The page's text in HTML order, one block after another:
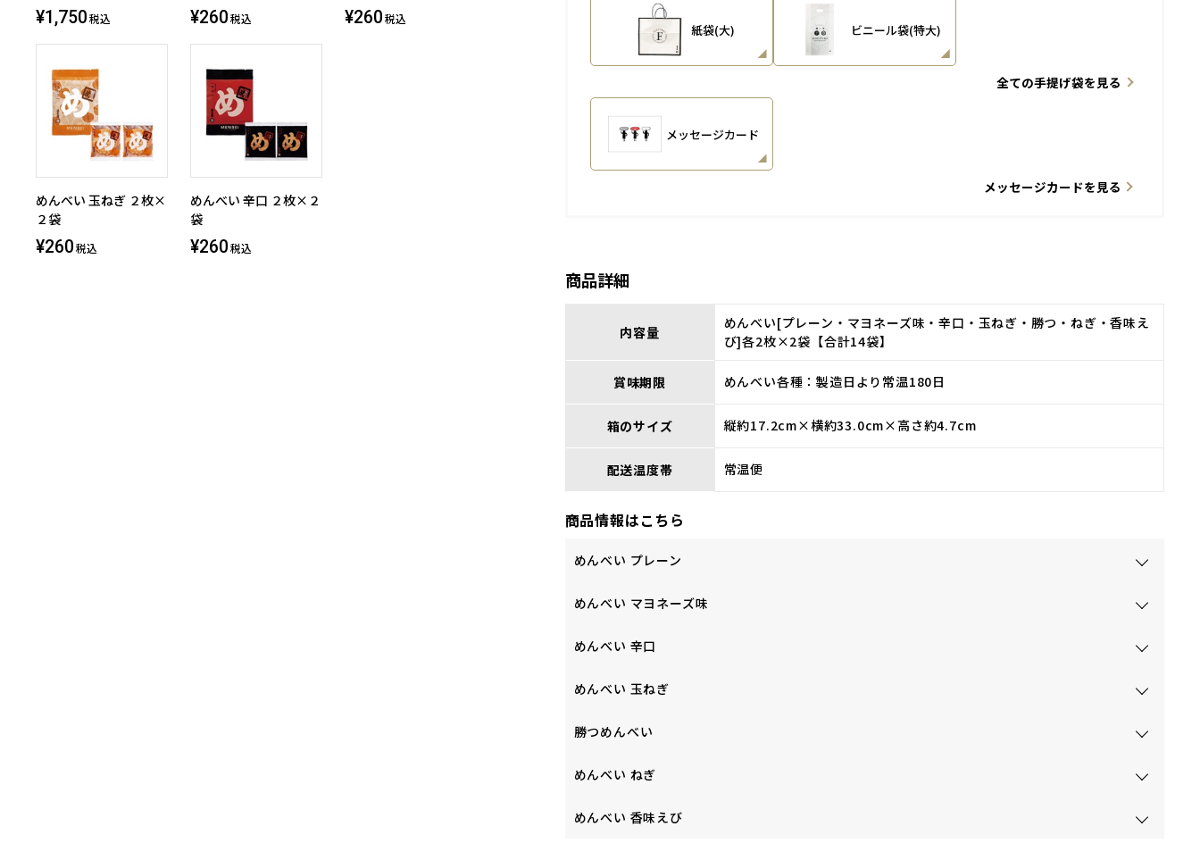
¥1,750 税込 ¥260 税込 ¥260 税込
めんべい 玉ねぎ ２枚×
２袋
¥260 税込
めんべい 辛口 ２枚×２
袋
¥260 税込
紙袋(大) ビニール袋(特大)
全ての手提げ袋を見る
メッセージカード
メッセージカードを見る
商品詳細
内容量
めんべい[プレーン・マヨネーズ味・辛口・玉ねぎ・勝つ・ねぎ・香味え
び]各2枚×2袋【合計14袋】
賞味期限 めんべい各種：製造日より常温180日
箱のサイズ 縦約17.2cm×横約33.0cm×高さ約4.7cm
配送温度帯 常温便
商品情報はこちら
めんべい プレーン
めんべい マヨネーズ味
めんべい 辛口
めんべい 玉ねぎ
勝つめんべい
めんべい ねぎ
めんべい 香味えび